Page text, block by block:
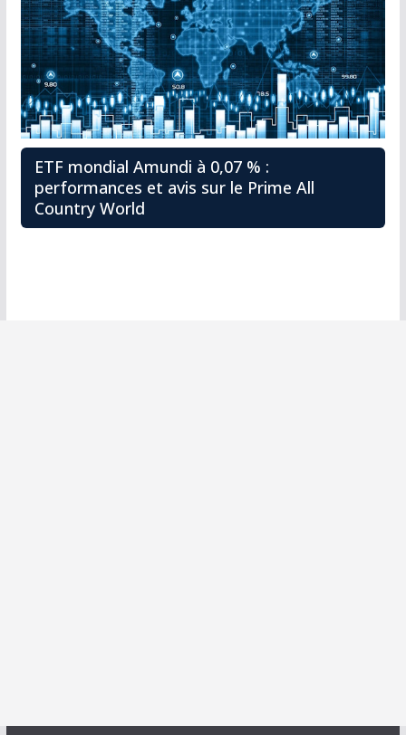
ETF mondial Amundi à 0,07 % :
performances et avis sur le Prime All
Country World